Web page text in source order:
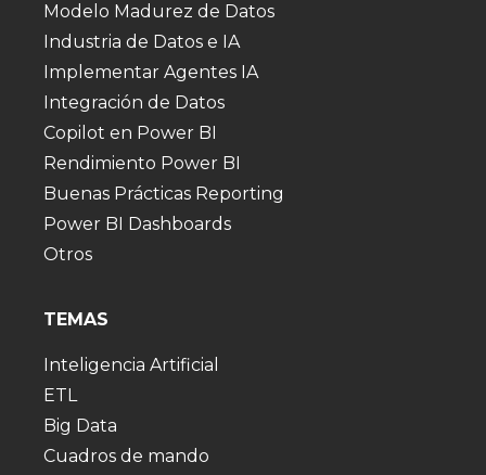
Modelo Madurez de Datos
Industria de Datos e IA
Implementar Agentes IA
Integración de Datos
Copilot en Power BI
Rendimiento Power BI
Buenas Prácticas Reporting
Power BI Dashboards
Otros
TEMAS
Inteligencia Artificial
ETL
Big Data
Cuadros de mando